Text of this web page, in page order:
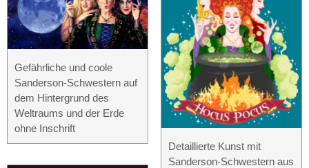
Gefährliche und coole
Sanderson-Schwestern auf
dem Hintergrund des
Weltraums und der Erde
ohne Inschrift
Detaillierte Kunst mit
Sanderson-Schwestern aus